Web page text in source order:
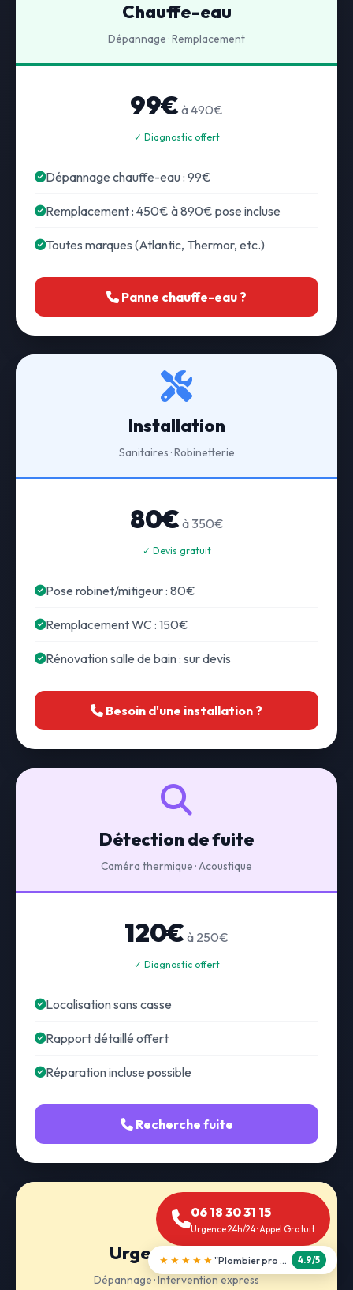
Chauffe-eau
Dépannage · Remplacement
99€ à 490€
✓ Diagnostic offert
Dépannage chauffe-eau : 99€
Remplacement : 450€ à 890€ pose incluse
Toutes marques (Atlantic, Thermor, etc.)
Panne chauffe-eau ?
Installation
Sanitaires · Robinetterie
80€ à 350€
✓ Devis gratuit
Pose robinet/mitigeur : 80€
Remplacement WC : 150€
Rénovation salle de bain : sur devis
Besoin d'une installation ?
Détection de fuite
Caméra thermique · Acoustique
120€ à 250€
✓ Diagnostic offert
Localisation sans casse
Rapport détaillé offert
Réparation incluse possible
Recherche fuite
Urgence 24h/24
Dépannage · Intervention express
06 18 30 31 15
Urgence 24h/24 · Appel Gratuit
★★★★★ "Débouchage WC en 30 min" 5.0/5